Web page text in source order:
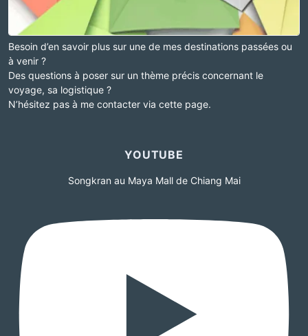
Besoin d’en savoir plus sur une de mes destinations passées ou
à venir ?
Des questions à poser sur un thème précis concernant le
voyage, sa logistique ?
N’hésitez pas à me contacter via cette page.
YOUTUBE
Songkran au Maya Mall de Chiang Mai